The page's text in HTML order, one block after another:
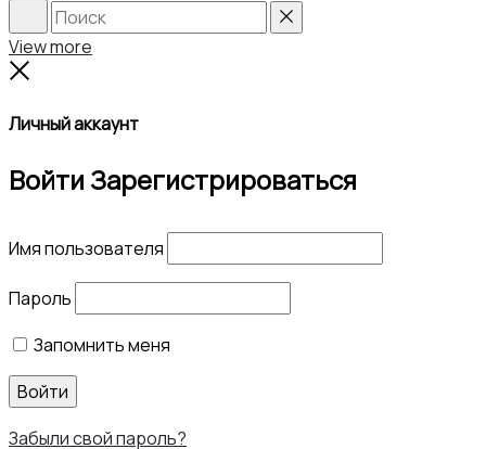
Search
View more
Личный аккаунт
ВойтиЗарегистрироваться
Имя пользователя
Пароль
Запомнить меня
Войти
Забыли свой пароль?